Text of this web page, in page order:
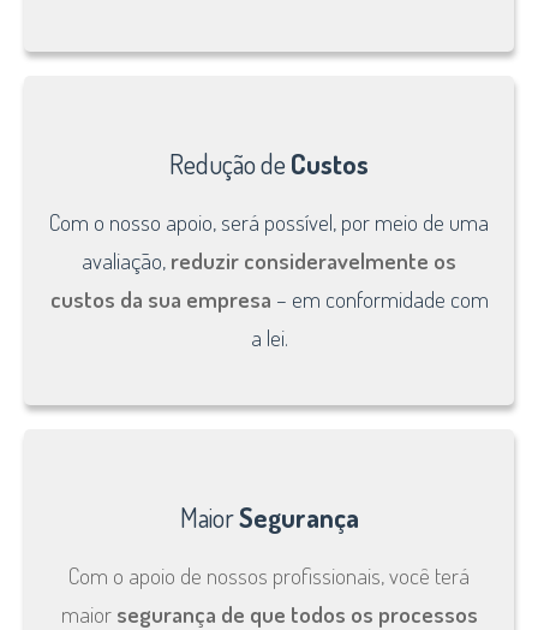
Redução de Custos
Com o nosso apoio, será possível, por meio de uma
avaliação, reduzir consideravelmente os
custos da sua empresa – em conformidade com
a lei.
MaiorSegurança
Com o apoio de nossos profissionais, você terá
maior segurança de que todos os processos